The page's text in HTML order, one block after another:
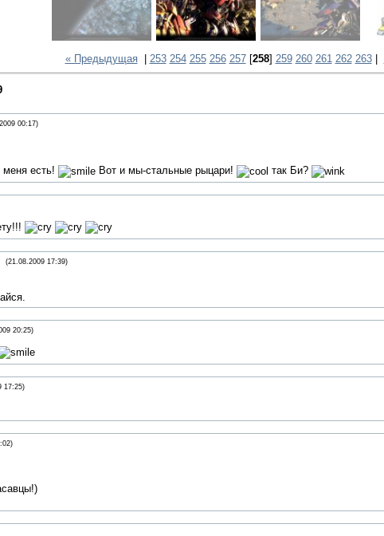
« Предыдущая| 253 254 255 256 257[258] 259 260 261 262 263|
00:17)
меня есть! Вот и мы-стальные рыцари! так Би?
(21.08.2009 17:39)
20:25)
17:25)